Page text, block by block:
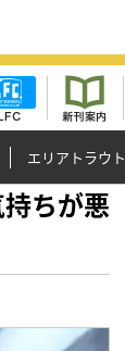
エリアトラウト
ちが悪